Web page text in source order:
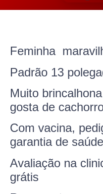
Feminha
Padrão 13
Muito
gosta de
Com vacina,
garantia de saúde
Avaliação na
grátis